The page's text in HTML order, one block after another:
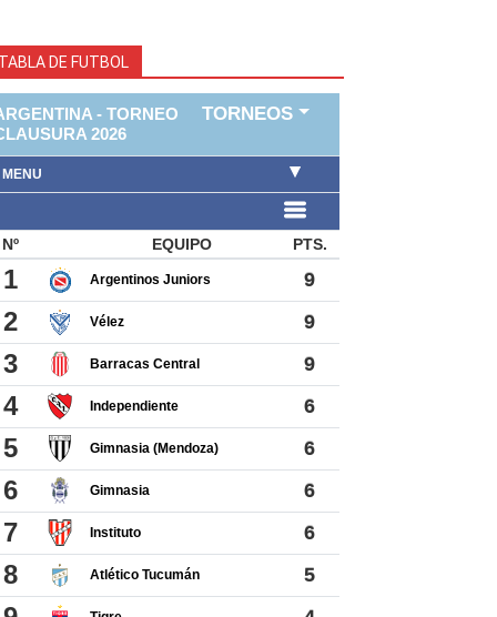
TABLA DE FUTBOL